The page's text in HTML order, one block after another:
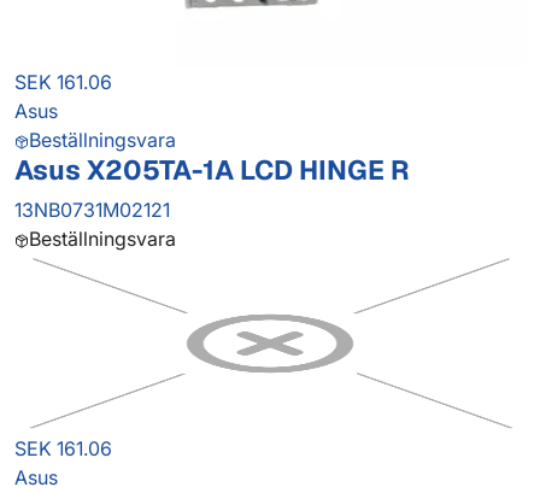
SEK 161.06
Asus
Beställningsvara
Asus X205TA-1A LCD HINGE R
13NB0731M02121
Beställningsvara
SEK 161.06
Asus